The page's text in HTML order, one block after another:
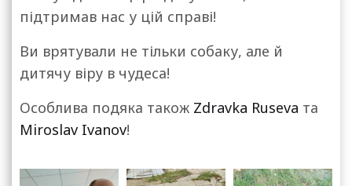
підтримав нас у цій справі!
Ви врятували не тільки собаку, але й
дитячу віру в чудеса!
Особлива подяка також Zdravka Ruseva та
Miroslav Ivanov!